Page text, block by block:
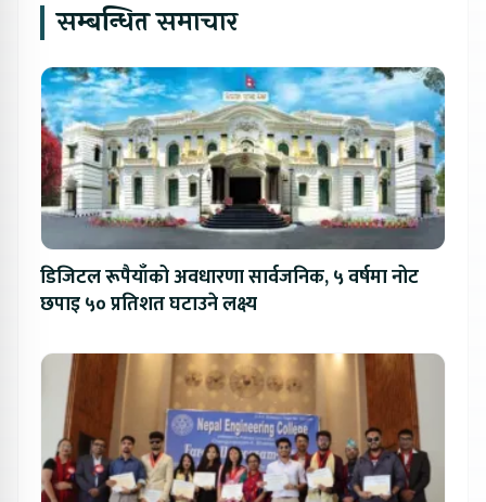
सम्बन्धित समाचार
डिजिटल रूपैयाँको अवधारणा सार्वजनिक, ५ वर्षमा नोट
छपाइ ५० प्रतिशत घटाउने लक्ष्य